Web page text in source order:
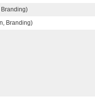
Branding)
Branding)